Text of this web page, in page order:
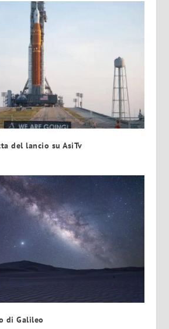
del lancio su AsiTv
di Galileo